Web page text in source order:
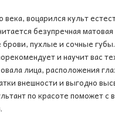
века, воцарился культ
безупречная
пухлые и сочные
и научит вас
лица, расположения
внешности и выгодно
по красоте поможет